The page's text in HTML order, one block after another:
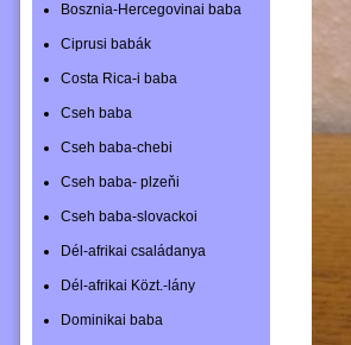
Bosznia-Hercegovinai baba
Ciprusi babák
Costa Rica-i baba
Cseh baba
Cseh baba-chebi
Cseh baba- plzeňi
Cseh baba-slovackoi
Dél-afrikai családanya
Dél-afrikai Közt.-lány
Dominikai baba